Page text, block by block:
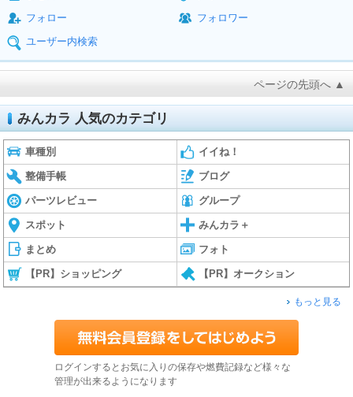
フォロー
フォロワー
ユーザー内検索
ページの先頭へ ▲
みんカラ 人気のカテゴリ
車種別 イイね！
整備手帳 ブログ
パーツレビュー グループ
スポット みんカラ＋
まとめ フォト
【PR】ショッピング 【PR】オークション
もっと見る
ログインするとお気に入りの保存や燃費記録など様々な
管理が出来るようになります